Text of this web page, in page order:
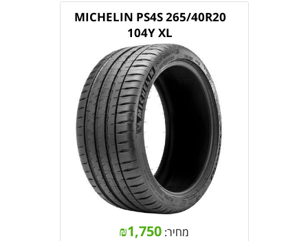
MICHELIN PS4S 265/40R20
104Y XL
מחיר: ₪1,750